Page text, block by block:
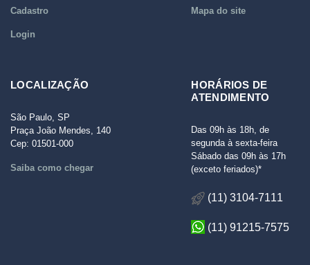
Cadastro
Login
Mapa do site
LOCALIZAÇÃO
São Paulo, SP
Praça João Mendes, 140
Cep: 01501-000
Saiba como chegar
HORÁRIOS DE
ATENDIMENTO
Das 09h às 18h, de
segunda à sexta-feira
Sábado das 09h às 17h
(exceto feriados)*
(11) 3104-7111
(11) 91215-7575